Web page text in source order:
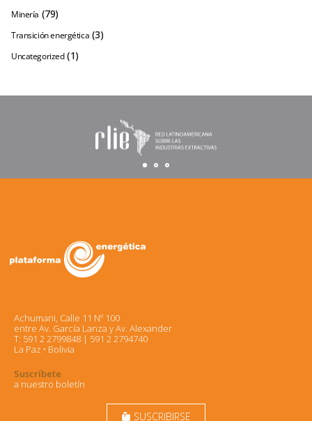
Minería (79)
Transición energética (3)
Uncategorized (1)
Achumani, Calle 11 Nº 100
entre Av. García Lanza y Av. Alexander
T: 591 2 2799848 | 591 2 2794740
La Paz • Bolivia
Suscríbete
a nuestro boletín
markunread_mailbox SUSCRIBIRSE